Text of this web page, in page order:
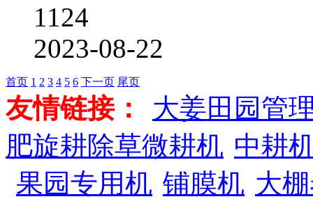
1124
2023-08-22
首页 1 2 3 4 5 6 下一页 尾页
友情链接：
大姜田园管
肥旋耕除草微耕机 中耕
果园专用机 铺膜机 大